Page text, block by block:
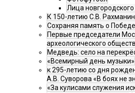
Лица
К 150-летию С.В.
Сохраняя память о Победе
Первые председатели
археологического
Медведь: село на
«Всемирный день музыки»
к 295-летию со дня
А.В. Суворова «В боях не
«За кулисами служения